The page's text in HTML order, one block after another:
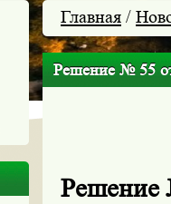
Главная /
Решение № 55
Решение